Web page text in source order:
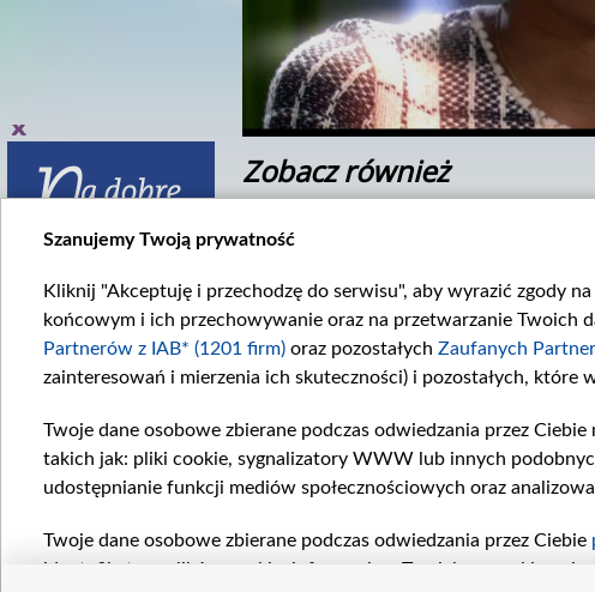
Zobacz również
3382
Odcinek 3391
Komentarze
Szanujemy Twoją prywatność
Kliknij "Akceptuję i przechodzę do serwisu", aby wyrazić zgody
końcowym i ich przechowywanie oraz na przetwarzanie Twoich
Partnerów z IAB* (1201 firm) oraz pozostałych Zaufanych
zainteresowań i mierzenia ich skuteczności) i pozostałych, które
Twoje dane osobowe zbierane podczas odwiedzania przez Ciebie
takich jak: pliki cookie, sygnalizatory WWW lub innych
udostępnianie funkcji mediów społecznościowych oraz
Twoje dane osobowe zbierane podczas odwiedzania przez Ciebie
identyfikatory plików cookie, informacje o Twoich